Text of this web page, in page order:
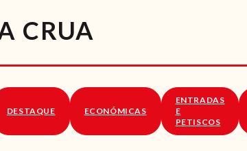
SOBRE NÓS
CRUA
DESTAQUE ECONÓMICAS
ENTRADAS
E
PETISCOS